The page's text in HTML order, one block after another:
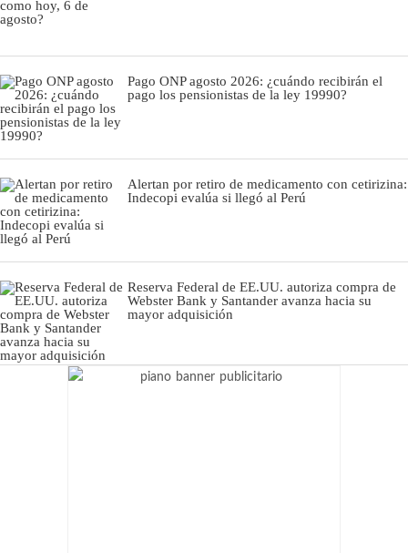
Pago ONP agosto 2026: ¿cuándo recibirán el
pago los pensionistas de la ley 19990?
Alertan por retiro de medicamento con cetirizina:
Indecopi evalúa si llegó al Perú
Reserva Federal de EE.UU. autoriza compra de
Webster Bank y Santander avanza hacia su
mayor adquisición